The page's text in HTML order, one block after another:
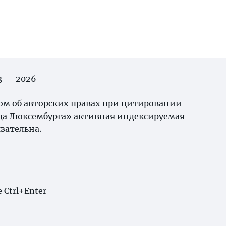
— 2026
об авторских правах при цитировании
Люксембурга» активная индексируемая
Ctrl+Enter